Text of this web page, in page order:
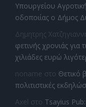
Υπουργείου
οδοποιίας ο Δήμος
Δημητρης
φετινής χρονιάς για
χιλιάδες ευρώ
noname στο Θετικό
πολιτιστικές
Axel στο Tsayius